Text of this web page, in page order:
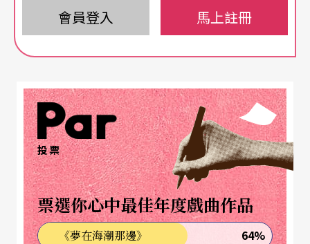
會員登入 馬上註冊
投票
票選你心中最佳年度戲曲作品
《夢在海潮那邊》 64%